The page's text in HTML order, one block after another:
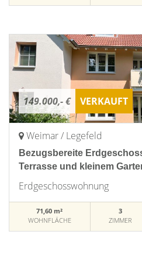
149.000,- € VERKAUFT
Weimar / Legefeld
Bezugsbereite
Terrasse und kleinem
Erdgeschosswohnung
71,60 m²
WOHNFLÄCHE
3
ZIMMER